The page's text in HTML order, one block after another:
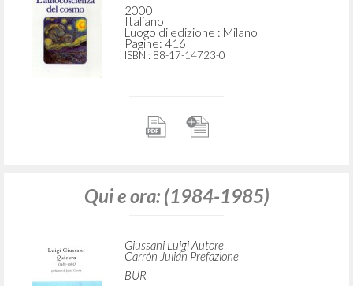
2000
Italiano
Luogo di edizione : Milano
Pagine: 416
ISBN : 88-17-14723-0
Qui e ora: (1984-1985)
Giussani Luigi Autore
Carrón Julián Prefazione
BUR